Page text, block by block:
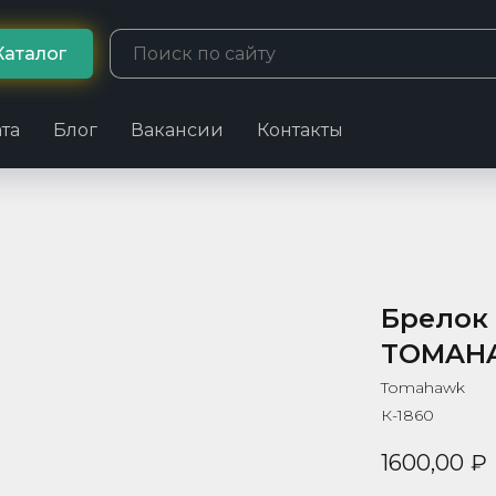
Блог Вакансии Контакты
Брелок
Tomahawk
К-1860
1600,00 ₽